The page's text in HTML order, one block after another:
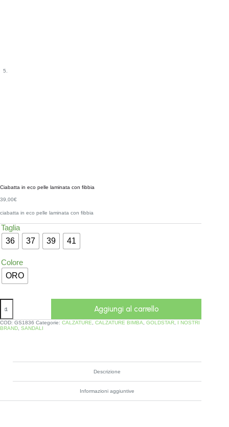
Ciabatta in eco pelle laminata con fibbia
39,00€
ciabatta in eco pelle laminata con fibbia
Taglia
36
37 39 41
Colore
ORO
Aggiungi al carrello
COD: GS1836 Categorie: CALZATURE CALZATURE BIMBA GOLDSTAR
I NOSTRI
BRAND SANDALI
Descrizione
Informazioni aggiuntive